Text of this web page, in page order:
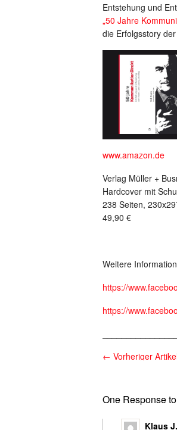
Entstehung und
„50 Jahre
die Erfolgsstory
www.amazon.de
Verlag Müller +
Hardcover mit
238 Seiten,
49,90 €
Weitere
https://
https://
← Vorheriger
One Response
Klaus